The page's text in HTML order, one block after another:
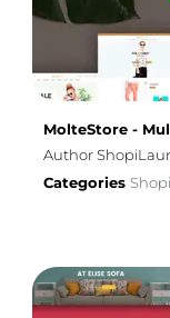
MolteStore -
Author
Categories